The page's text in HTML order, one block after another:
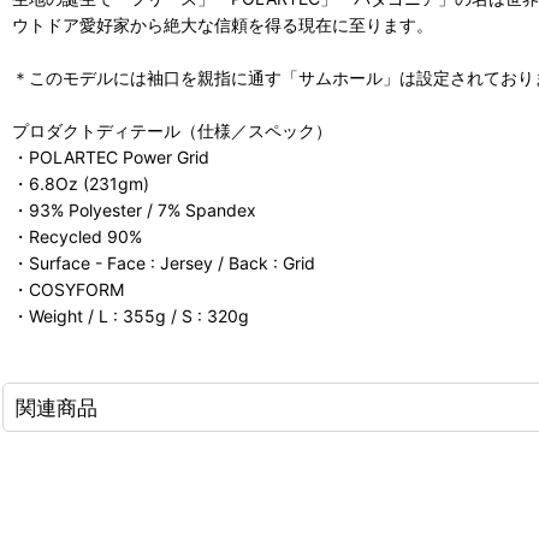
ウトドア愛好家から絶大な信頼を得る現在に至ります。
＊このモデルには袖口を親指に通す「サムホール」は設定されてお
プロダクトディテール（仕様／スペック）
・POLARTEC Power Grid
・6.8Oz (231gm)
・93% Polyester / 7% Spandex
・Recycled 90%
・Surface - Face : Jersey / Back : Grid
・COSYFORM
・Weight / L : 355g / S : 320g
関連商品